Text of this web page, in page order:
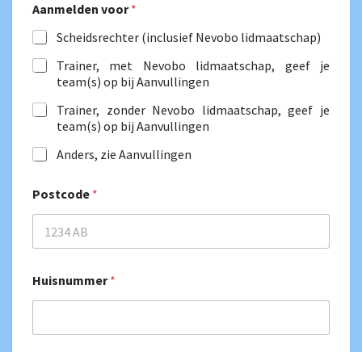
Aanmelden voor*
Scheidsrechter (inclusief Nevobo lidmaatschap)
Trainer, met Nevobo lidmaatschap, geef je
team(s) op bij Aanvullingen
Trainer, zonder Nevobo lidmaatschap, geef je
team(s) op bij Aanvullingen
Anders, zie Aanvullingen
Postcode *
Huisnummer*